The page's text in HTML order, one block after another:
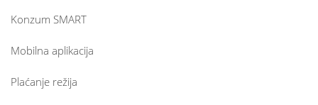
Konzum SMART
Mobilna aplikacija
Plaćanje režija